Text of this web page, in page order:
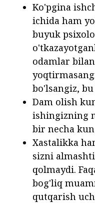
Ko'pgina
ichida ham
buyuk
odamlar
bo'lsangiz,
Dam olish
ishingizning
bir necha
Xastalikka
sizni
qolmaydi.
bog'liq
qutqarish